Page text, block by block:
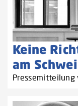
Keine
am